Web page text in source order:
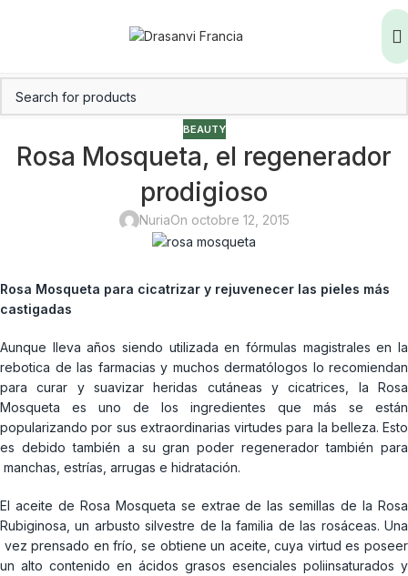
BEAUTY
Rosa Mosqueta, el regenerador
prodigioso
NuriaOn octobre 12, 2015
Rosa Mosqueta para cicatrizar y rejuvenecer las pieles más
castigadas
Aunque lleva años siendo utilizada en fórmulas magistrales en la
rebotica de las farmacias y muchos dermatólogos lo recomiendan
para curar y suavizar heridas cutáneas y cicatrices, la Rosa
Mosqueta es uno de los ingredientes que más se están
popularizando por sus extraordinarias virtudes para la belleza. Esto
es debido también a su gran poder regenerador también para
manchas, estrías, arrugas e hidratación.
El aceite de Rosa Mosqueta se extrae de las semillas de la Rosa
Rubiginosa, un arbusto silvestre de la familia de las rosáceas. Una
vez prensado en frío, se obtiene un aceite, cuya virtud es poseer
un alto contenido en ácidos grasos esenciales poliinsaturados y